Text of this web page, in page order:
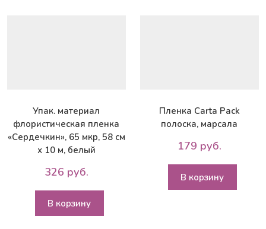
Упак. материал
флористическая пленка
«Сердечкин», 65 мкр, 58 см
х 10 м, белый
326 руб.
В корзину
Пленка Carta Pack
полоска, марсала
179 руб.
В корзину